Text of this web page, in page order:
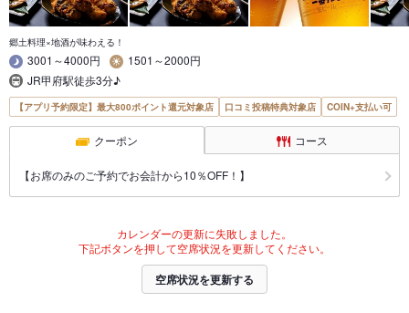
郷土料理×地酒が味わえる！
3001～4000円
1501～2000円
JR甲府駅徒歩3分♪
【アプリ予約限定】最大800ポイント還元対象店 口コミ投稿特典対象店 COIN+支払い可
クーポン コース
【お席のみのご予約でお会計から10％OFF！】
カレンダーの更新に失敗しました。
下記ボタンを押して空席状況を更新してください。
空席状況を更新する